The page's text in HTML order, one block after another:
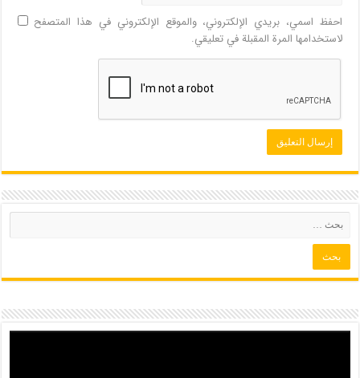
احفظ اسمي، بريدي الإلكتروني، والموقع الإلكتروني في هذا المتصفح
لاستخدامها المرة المقبلة في تعليقي.